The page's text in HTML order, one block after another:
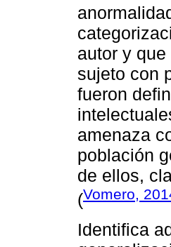
autor y
sujeto con
fueron
amenaza
población
de ellos,
(Vomero,
Identifica